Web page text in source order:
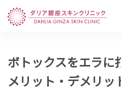
ボトックスをエラに
メリット・デメリッ